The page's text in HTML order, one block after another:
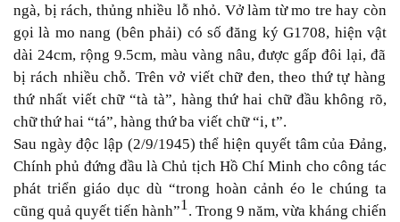
ngà, bị rách, thủng nhiều lỗ nhỏ. Vởlàm từmo tre hay còn
gọi là mo nang (bên phải) có số đăng ký G1708, hiện vật
dài 24cm, rộng 9.5cm, màu vàng nâu, được gấp đôilại, đã
bị rách nhiều chỗ. Trên vở viết chữ đen, theo thứ tự hàng
thứ nhất viết chữ “tà tà”, hàng thứ hai chữ đầu không rõ,
chữ thứ hai “tá”, hàng thứ ba viết chữ “i, t”.
Sau ngày độc lập (2/9/1945) thể hiện quyết tâm của Đảng,
Chính phủ đứng đầu là Chủ tịch Hồ Chí Minh cho công tác
phát triển giáo dục dù “trong hoàn cảnh éo le chúng ta
cũng quả quyết tiến hành”1. Trong 9 năm, vừa kháng chiến